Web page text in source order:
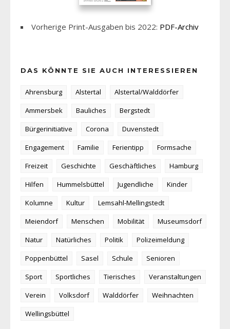
Vorherige Print-Ausgaben bis 2022: PDF-Archiv
DAS KÖNNTE SIE AUCH INTERESSIEREN
Ahrensburg Alstertal
Alstertal/Walddörfer
Ammersbek
Bauliches
Bergstedt
Bürgerinitiative
Corona
Duvenstedt
Engagement
Familie Ferientipp
Formsache
Freizeit
Geschichte Geschäftliches
Hamburg
Hilfen
Hummelsbüttel Jugendliche
Kinder
Kolumne
Kultur
Lemsahl-Mellingstedt
Meiendorf
Menschen Mobilität
Museumsdorf
Natur
Natürliches Politik
Polizeimeldung
Poppenbüttel
Sasel Schule
Senioren
Sport
Sportliches Tierisches
Veranstaltungen
Verein
Volksdorf Walddörfer
Weihnachten
Wellingsbüttel